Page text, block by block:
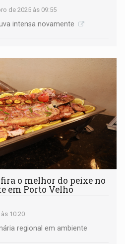
de 2025 às 09:55
intensa novamente
o melhor do peixe no
em Porto Velho
10:20
regional em ambiente